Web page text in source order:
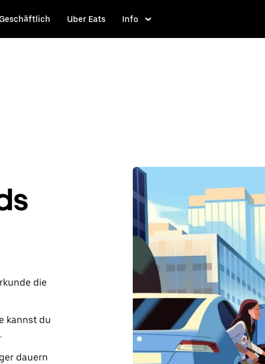
Uber Eats Info
die
kannst du
dauern